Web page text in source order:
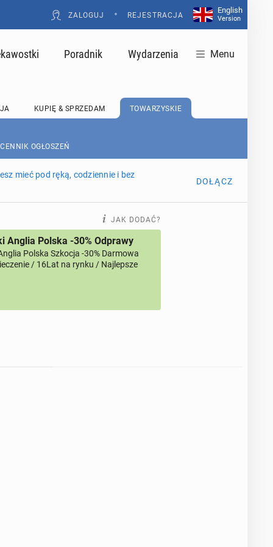
ZALOGUJ • REJESTRACJA
English
Version
Poradnik Wydarzenia Menu
KUPIĘ & SPRZEDAM TOWARZYSKIE
OGŁOSZEŃ
mieć pod ręką, codziennie i bez
DOŁĄCZ
JAK DODAĆ?
Anglia Polska -30% Odprawy
Polska Szkocja -30% Darmowa
/ 16Lat na rynku / Najlepsze